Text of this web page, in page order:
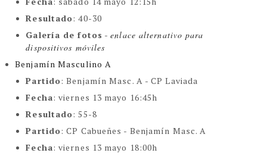
Resultado: 40-30
Galería de fotos -enlace alternativo para
dispositivos móviles
Benjamín Masculino A
Partido: Benjamín Masc. A - CP Laviada
Fecha: viernes 13 mayo 16:45h
Resultado: 55-8
Partido: CP Cabueñes - Benjamín Masc. A
Fecha: viernes 13 mayo 18:00h